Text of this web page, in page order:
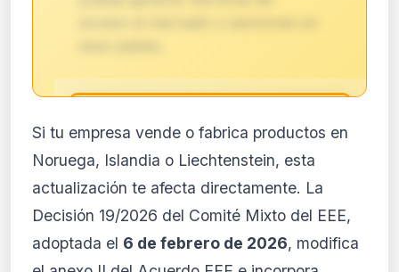
🔒
Análisis de impacto reservado
para suscriptores
El análisis detallado del impacto de esta
normativa está disponible con los planes
completo y recibe alertas personalizadas.
Si tu empresa vende o fabrica productos en
Noruega, Islandia o Liechtenstein, esta
actualización te afecta directamente. La
Decisión 19/2026 del Comité Mixto del EEE,
adoptada el 6 de febrero de 2026, modifica